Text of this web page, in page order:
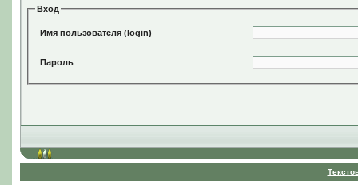
Вход
Имя пользователя (login)
Пароль